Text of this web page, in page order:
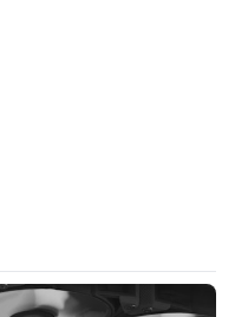
- 1920x1080 - 1200lumen